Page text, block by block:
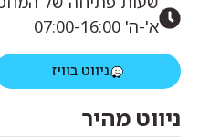
א'-ה' 07:00-16:00
ניווט בוויז
ניווט מהיר